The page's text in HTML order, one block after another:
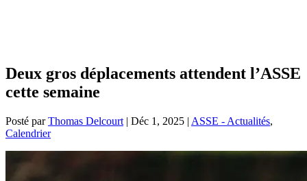
Deux gros déplacements attendent l’ASSE
cette semaine
Posté parThomas Delcourt | Déc 1, 2025 | ASSE - Actualités,
Calendrier